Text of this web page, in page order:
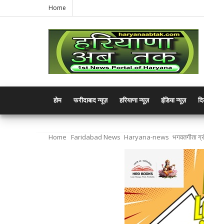
Home
होम फरीदाबाद न्यूज़ हरियाणा न्यूज़ इंडिया न्यूज़
Home Faridabad News Haryana-news भगवतगीता